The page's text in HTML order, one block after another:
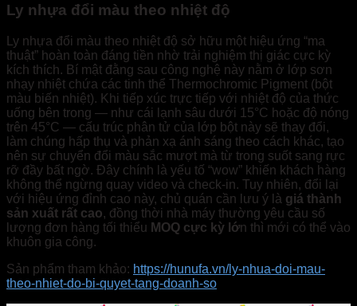
Ly nhựa đổi màu theo nhiệt độ
Ly nhựa đổi màu theo nhiệt độ sở hữu một hiệu ứng “ma
thuật” hoàn toàn đáng tiền nhờ trải nghiệm thị giác cực kỳ
kích thích. Bí mật đằng sau công nghệ này nằm ở lớp sơn
nhạy nhiệt chứa các tinh thể Thermochromic Pigment (bột
màu biến nhiệt). Khi tiếp xúc trực tiếp với nhiệt độ của thức
uống bên trong — như cái lạnh sâu dưới 15°C hoặc độ nóng
trên 45°C — cấu trúc phân tử của lớp bột này sẽ thay đổi,
làm chúng hấp thụ và phản xạ ánh sáng theo cách khác, tạo
nên sự chuyển đổi màu sắc mượt mà từ trong suốt sang rực
rỡ đầy bất ngờ. Đây chính là yếu tố “wow” khiến khách hàng
không thể ngừng quay video và check-in. Tuy nhiên, đổi lại
với hiệu ứng đỉnh cao này, chủ quán cần lưu ý là giá thành
sản xuất rất cao, đồng thời nhà máy thường yêu cầu số
lượng đơn hàng tối thiểu MOQ cực kỳ lớn thì mới có thể vào
khuôn gia công.
Sản phẩm tham khảo: https://hunufa.vn/ly-nhua-doi-mau-
theo-nhiet-do-bi-quyet-tang-doanh-so